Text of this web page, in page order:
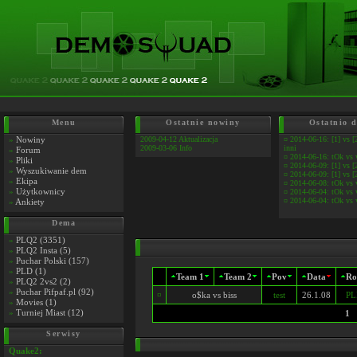
Menu
» Nowiny
» Forum
» Pliki
» Wyszukiwanie dem
» Ekipa
» Użytkownicy
» Ankiety
Dema
» PLQ2 (3351)
» PLQ2 Insta (5)
» Puchar Polski (157)
» PLD (1)
» PLQ2 2vs2 (2)
» Puchar Pifpaf.pl (92)
» Movies (1)
» Turniej Miast (12)
Serwisy
Quake2:
Ostatnie nowiny
2009-04-12 Aktualizacja
2009-03-06 Info
Ostatnio
¤ 2014-06-16: [1] vs
inni
¤ 2014-06-16: tOk vs
¤ 2014-06-09: [1] vs
¤ 2014-06-09: [1] vs
¤ 2014-06-08: tOk vs
¤ 2014-06-04: tOk vs
¤ 2014-06-04: tOk vs
Team 1 Team 2 Pov Data
¤
o$ka vs biss test 26.1.08
1